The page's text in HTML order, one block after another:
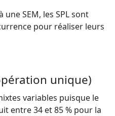
SEM, les SPL sont
pour réaliser leurs
unique)
variables puisque le
entre 34 et 85 % pour la